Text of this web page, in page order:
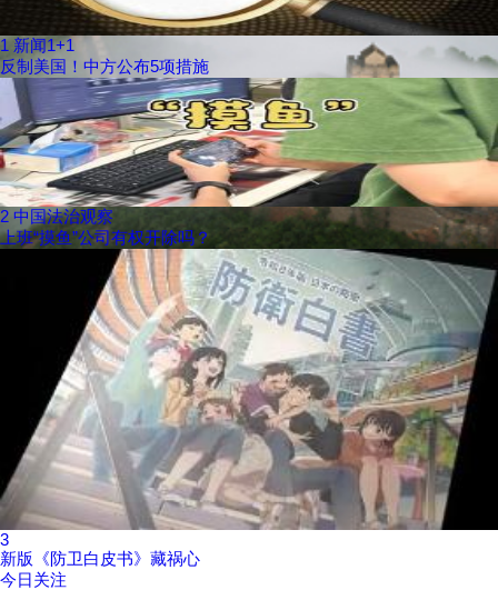
1 新闻1+1
反制美国！中方公布5项措施
2 中国法治观察
上班“摸鱼”公司有权开除吗？
3
新版《防卫白皮书》藏祸心
今日关注